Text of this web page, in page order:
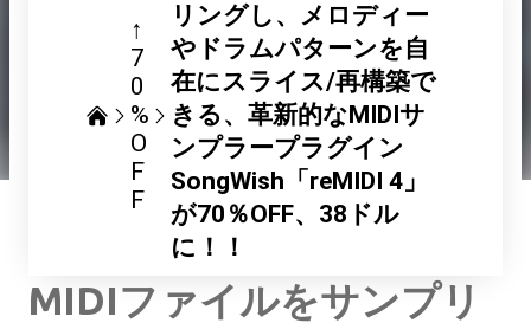
↑
7
0
%
O
F
F
リングし、メロディー
やドラムパターンを自
在にスライス/再構築で
きる、革新的なMIDIサ
ンプラープラグイン
SongWish「reMIDI 4」
が70％OFF、38ドル
に！！
MIDIファイルをサンプリ